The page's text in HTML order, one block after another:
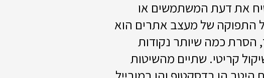
את דעת המשתמשים או
התפוקה של מעצב אתרים הוא
הסרת כמה שיותר נקודות
קריטי. שתיים מהשיטות